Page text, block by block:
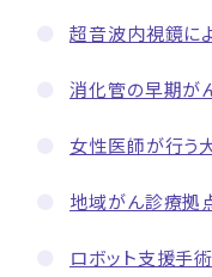
超音波内視鏡に
消化管の早期が
女性医師が行う
地域がん診療拠
ロボット支援手術